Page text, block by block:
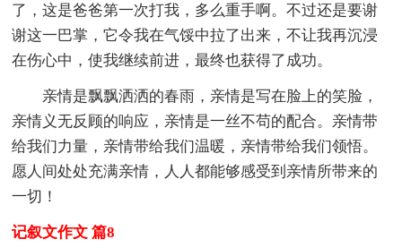
了，这是爸爸第一次打我，多么重手啊。不过还是要谢
谢这一巴掌，它令我在气馁中拉了出来，不让我再沉浸
在伤心中，使我继续前进，最终也获得了成功。
亲情是飘飘洒洒的春雨，亲情是写在脸上的笑脸，
亲情义无反顾的响应，亲情是一丝不苟的配合。亲情带
给我们力量，亲情带给我们温暖，亲情带给我们领悟。
愿人间处处充满亲情，人人都能够感受到亲情所带来的
一切！
记叙文作文 篇8